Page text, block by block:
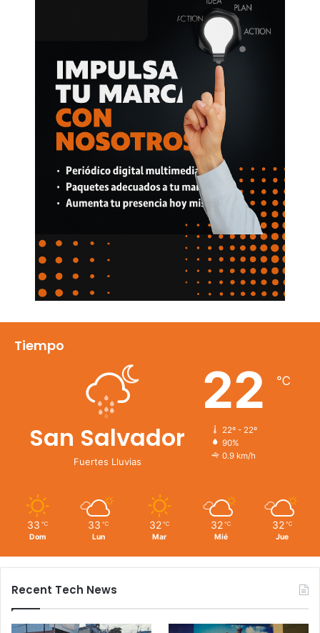
Tiempo
San Salvador
Fuertes Lluvias
22 ℃
22º - 22º
90%
0.9 km/h
33 ℃
Dom
33 ℃
Lun
32 ℃
Mar
32 ℃
Mié
32 ℃
Jue
Recent Tech News